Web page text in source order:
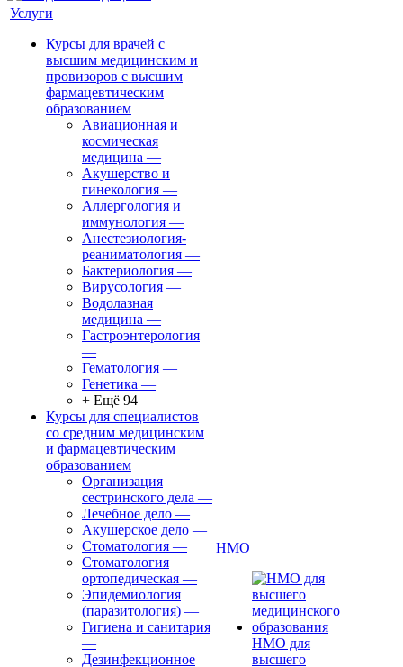
Услуги
Курсы для врачей с
высшим медицинским и
провизоров с высшим
фармацевтическим
образованием
Авиационная и
космическая
медицина —
Акушерство и
гинекология —
Аллергология и
иммунология —
Анестезиология-
реаниматология —
Бактериология —
Вирусология —
Водолазная
медицина —
Гастроэнтерология
—
Гематология —
Генетика —
+ Ещё 94
Курсы для специалистов
со средним медицинским
и фармацевтическим
образованием
Организация
сестринского дела —
Лечебное дело —
Акушерское дело —
Стоматология —
Стоматология
ортопедическая —
Эпидемиология
(паразитология) —
Гигиена и санитария
—
Дезинфекционное
НМО
НМО для
высшего